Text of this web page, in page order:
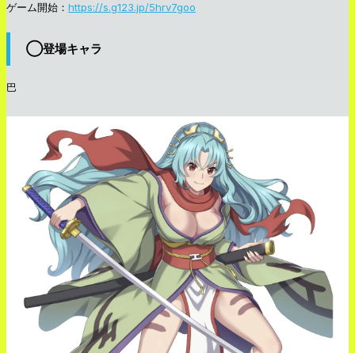
ゲーム開始： https://s.g123.jp/5hrv7goo
◯登場キャラ
巴